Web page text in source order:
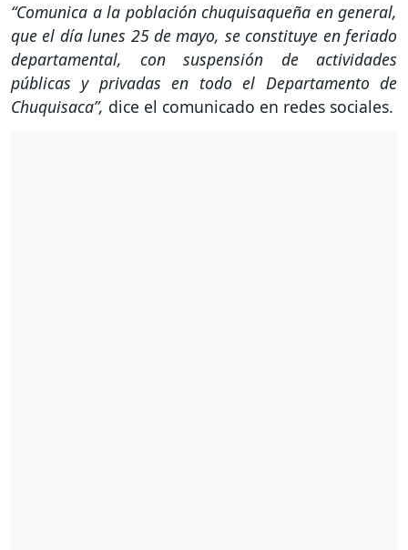
“Comunica a la población chuquisaqueña en general,
que el día lunes 25 de mayo, se constituye en feriado
departamental, con suspensión de actividades
públicas y privadas en todo el Departamento de
Chuquisaca”, dice el comunicado en redes sociales.